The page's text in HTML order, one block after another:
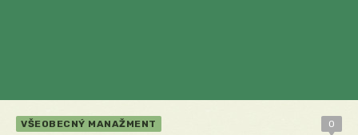
VŠEOBECNÝ MANAŽMENT 0